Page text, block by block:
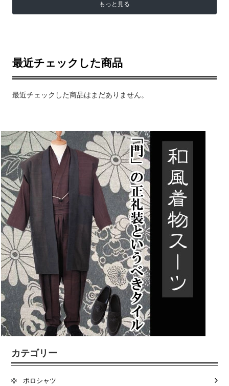
もっと見る
最近チェックした商品
最近チェックした商品はまだありません。
カテゴリー
ポロシャツ